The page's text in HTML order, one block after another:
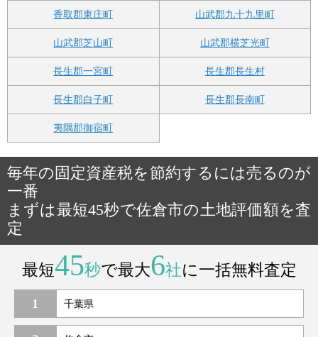
香取郡東庄町 山武郡九十九里町
山武郡芝山町 山武郡横芝光町
長生郡一宮町 長生郡長生村
長生郡白子町 長生郡長南町
夷隅郡御宿町
毎年の固定資産税を節約するには売るのが
一番
まずは最短45秒で佐倉市の土地評価額を査
定
最短45秒で最大6社に一括無料査定
1